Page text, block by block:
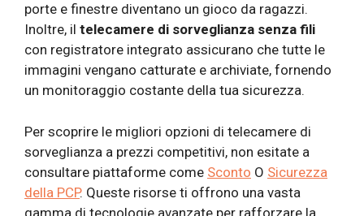
porte e finestre diventano un gioco da ragazzi.
Inoltre, il telecamere di sorveglianza senza fili
con registratore integrato assicurano che tutte le
immagini vengano catturate e archiviate, fornendo
un monitoraggio costante della tua sicurezza.
Per scoprire le migliori opzioni di telecamere di
sorveglianza a prezzi competitivi, non esitate a
consultare piattaforme come Sconto O Sicurezza
della PCP. Queste risorse ti offrono una vasta
gamma di tecnologie avanzate per rafforzare la